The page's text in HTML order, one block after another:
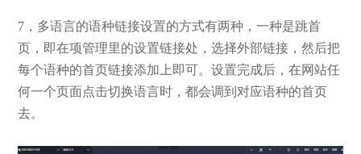
7，多语言的语种链接设置的方式有两种，一种是跳首
页，即在项管理里的设置链接处，选择外部链接，然后把
每个语种的首页链接添加上即可。设置完成后，在网站任
何一个页面点击切换语言时，都会调到对应语种的首页
去。